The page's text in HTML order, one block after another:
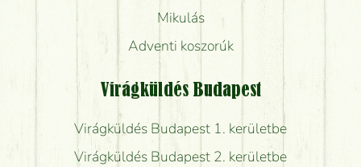
Mikulás
Adventi koszorúk
Virágküldés Budapest
Virágküldés Budapest 1. kerületbe
Virágküldés Budapest 2. kerületbe